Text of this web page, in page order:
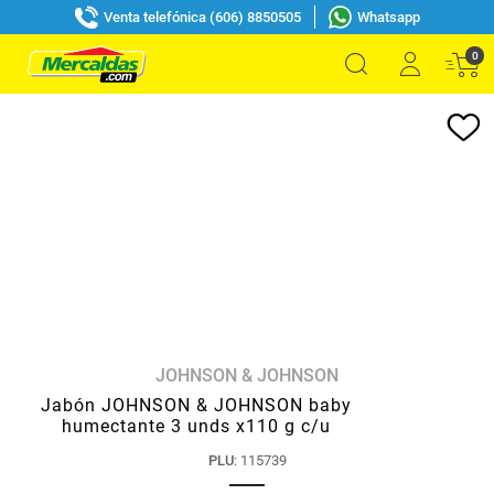
Venta telefónica (606) 8850505 Whatsapp
0
JOHNSON & JOHNSON
Jabón JOHNSON & JOHNSON baby
humectante 3 unds x110 g c/u
PLU: 115739